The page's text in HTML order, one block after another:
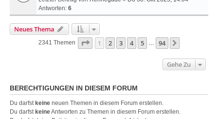
Antworten: 6
Neues Thema
2341 Themen Seite 1Von 94
1 2 3 4 5 … 94
Gehe Zu
BERECHTIGUNGEN IN DIESEM FORUM
Du darfst keine neuen Themen in diesem Forum erstellen.
Du darfst keineAntworten zu Themen in diesem Forum erstellen.